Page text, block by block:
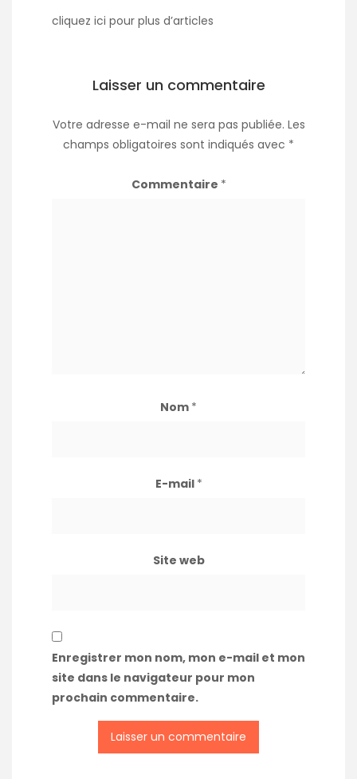
cliquez ici pour plus d’articles
Laisser un commentaire
Votre adresse e-mail ne sera pas publiée. Les
champs obligatoires sont indiqués avec *
Commentaire *
Nom *
E-mail *
Site web
Enregistrer mon nom, mon e-mail et mon
site dans le navigateur pour mon
prochain commentaire.